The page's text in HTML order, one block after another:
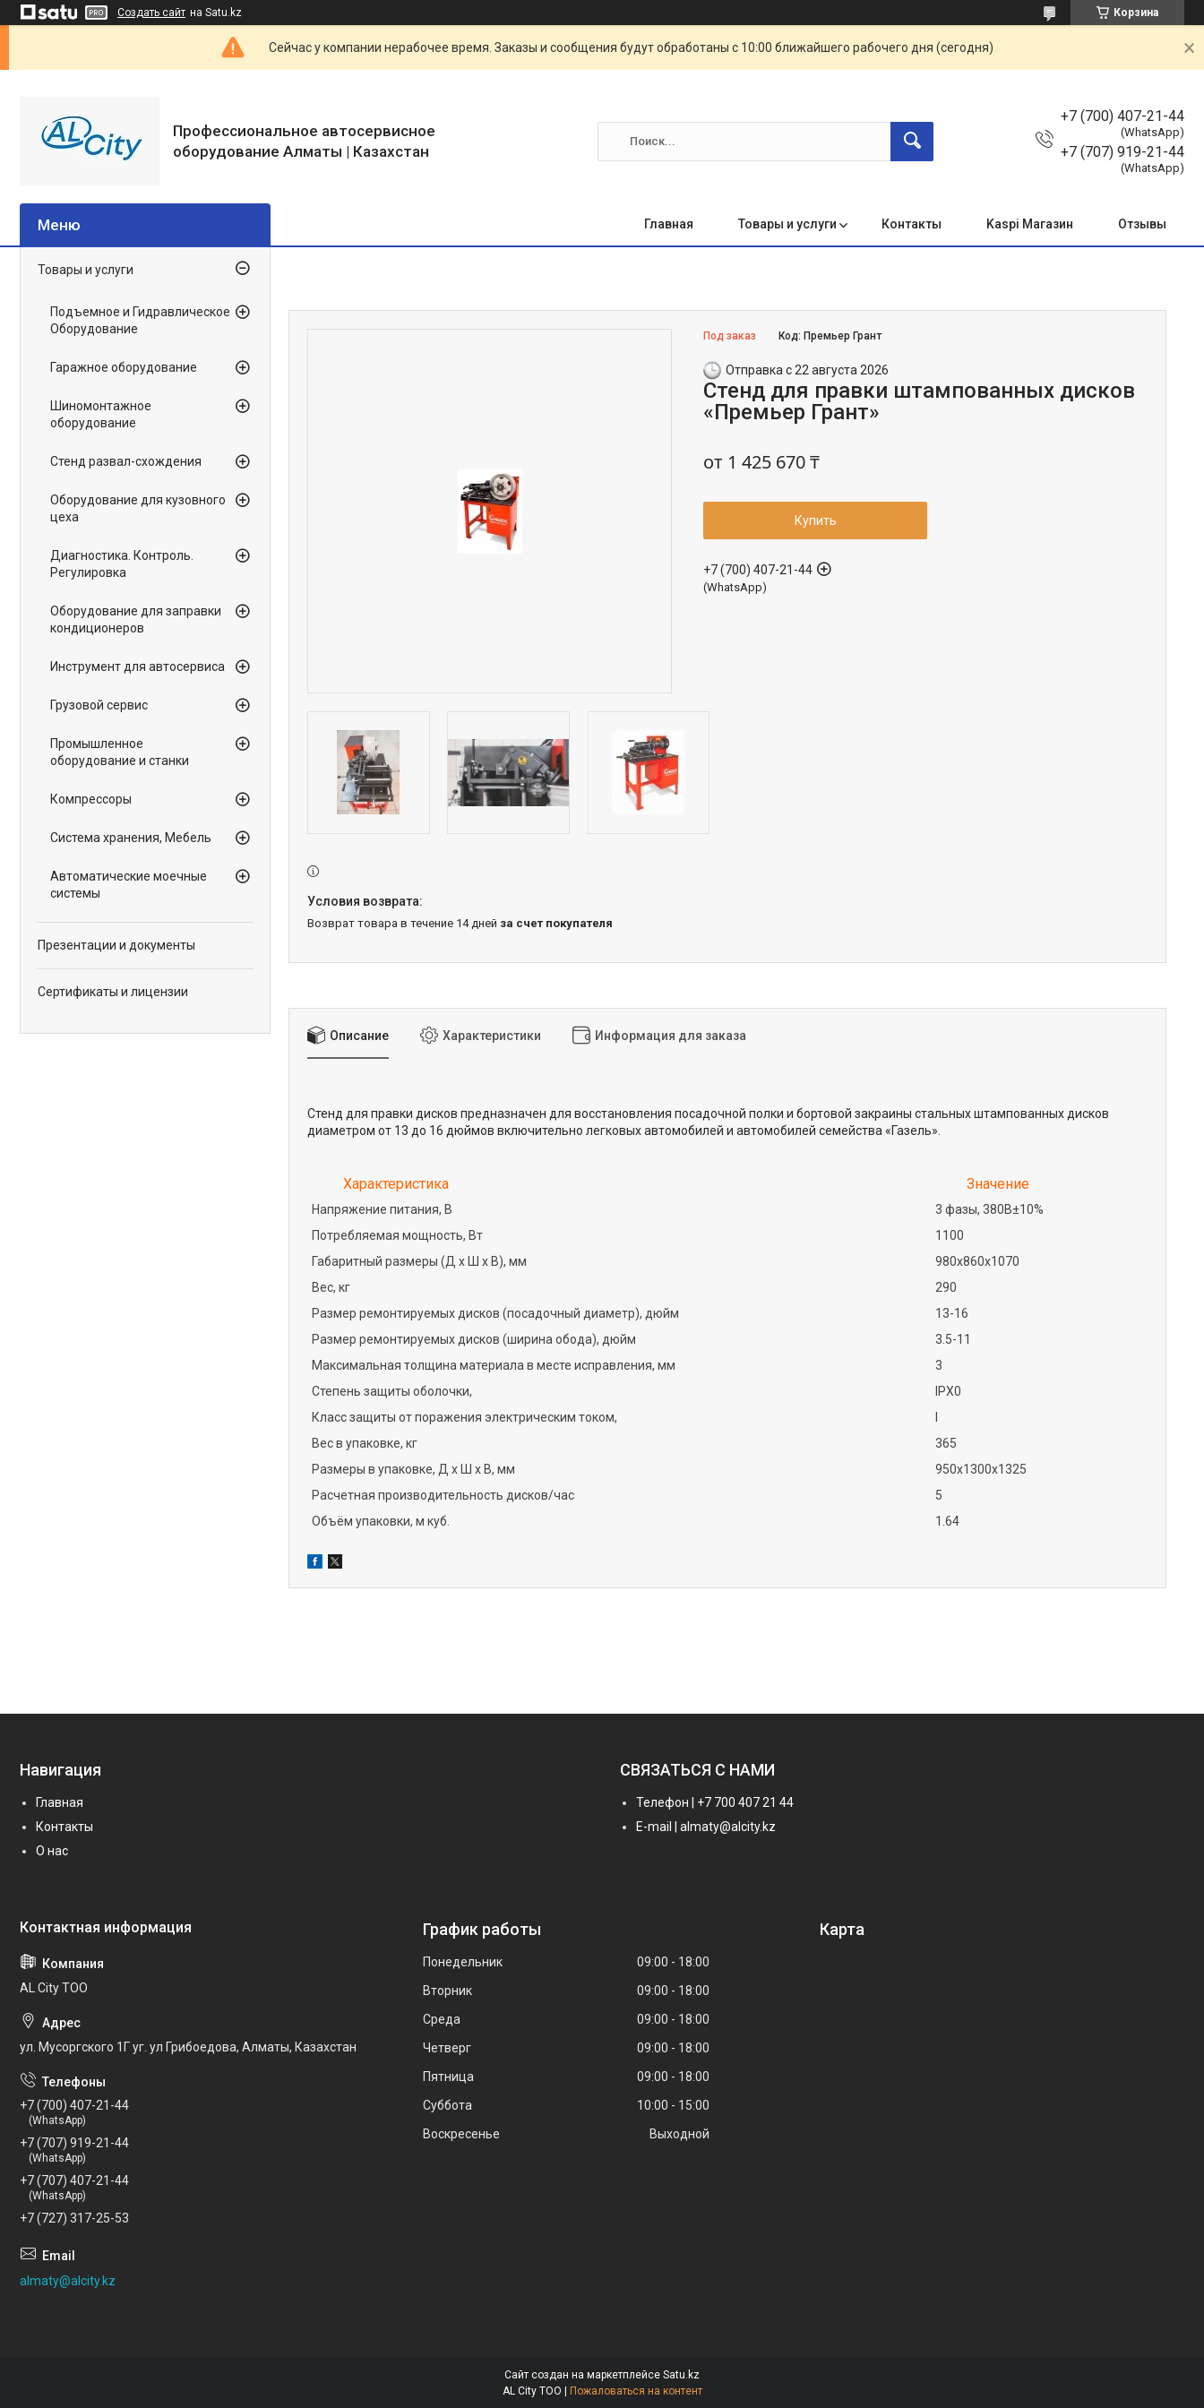
Создать сайт на Satu.kz Корзина
Сейчас у компании нерабочее время. Заказы и сообщения будут обработаны с 10:00 ближайшего рабочего дня (сегодня)
Профессиональное автосервисное
оборудование Алматы | Казахстан
+7 (700) 407-21-44
(WhatsApp)
+7 (707) 919-21-44
(WhatsApp)
Главная Товары и услуги Контакты Kaspi Магазин Отзывы
Под заказ Код: Премьер Грант
Отправка с 22 августа 2026
Стенд для правки штампованных дисков
«Премьер Грант»
от 1 425 670 ₸
Купить
+7 (700) 407-21-44
(WhatsApp)
возврат товара в течение 14 дней за счет покупателя
Описание Характеристики Информация для заказа
Стенд для правки дисков предназначен для восстановления посадочной полки и бортовой закраины стальных штампованных дисков
диаметром от 13 до 16 дюймов включительно легковых автомобилей и автомобилей семейства «Газель».
Характеристика Значение
Напряжение питания, В
3 фазы, 380В±10%
Потребляемая мощность, Вт
1100
Габаритный размеры (Д х Ш х В), мм
980х860х1070
Вес, кг
290
Размер ремонтируемых дисков (посадочный диаметр), дюйм
13-16
Размер ремонтируемых дисков (ширина обода), дюйм
3.5-11
Максимальная толщина материала в месте исправления, мм
3
Степень защиты оболочки,
IPX0
Класс защиты от поражения электрическим током,
I
Вес в упаковке, кг
365
Размеры в упаковке, Д х Ш х В, мм
950x1300x1325
Расчетная производительность дисков/час
5
Объём упаковки, м куб.
1.64
Товары и услуги
Подъемное и Гидравлическое
Оборудование
Гаражное оборудование
Шиномонтажное
оборудование
Стенд развал-схождения
Оборудование для кузовного
цеха
Диагностика. Контроль.
Регулировка
Оборудование для заправки
кондиционеров
Инструмент для автосервиса
Грузовой сервис
Промышленное
оборудование и станки
Компрессоры
Система хранения, Мебель
Автоматические моечные
системы
Презентации и документы
Сертификаты и лицензии
Навигация
Главная
Контакты
О нас
СВЯЗАТЬСЯ С НАМИ
Телефон | +7 700 407 21 44
E-mail | almaty@alcity.kz
AL City ТОО
ул. Мусоргского 1Г уг. ул Грибоедова, Алматы, Казахстан
+7 (700) 407-21-44
(WhatsApp)
+7 (707) 919-21-44
(WhatsApp)
+7 (707) 407-21-44
(WhatsApp)
+7 (727) 317-25-53
almaty@alcity.kz
График работы
Понедельник 09:00
18:00
Вторник
09:00
18:00
Среда
09:00
18:00
Четверг
09:00
18:00
Пятница
09:00
18:00
Суббота
10:00
15:00
Воскресенье
Выходной
Карта
Сайт создан на маркетплейсе Satu.kz
AL City ТОО | Пожаловаться на контент